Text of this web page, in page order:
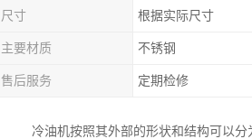
尺寸 根据实际尺寸
主要材质 不锈钢
售后服务 定期检修
冷油机按照其外部的形状和结构可以